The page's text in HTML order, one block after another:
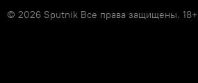
© 2026 Sputnik Все права защищены. 18+